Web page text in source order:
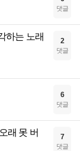
댓글
하는 노래 2
댓글
6
댓글
래 못 버
7
댓글